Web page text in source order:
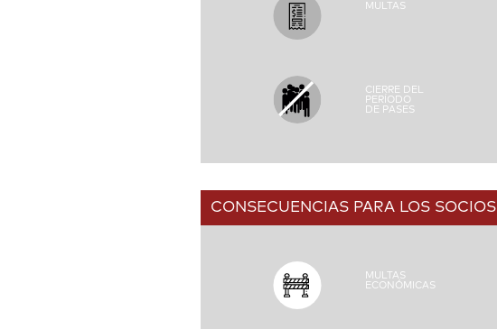
MULTAS
CIERRE DEL
PERÍODO
DE PASES
CONSECUENCIAS PARA LOS SOCIOS
MULTAS
ECONÓMICAS